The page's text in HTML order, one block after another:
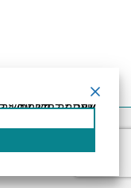
Powered by